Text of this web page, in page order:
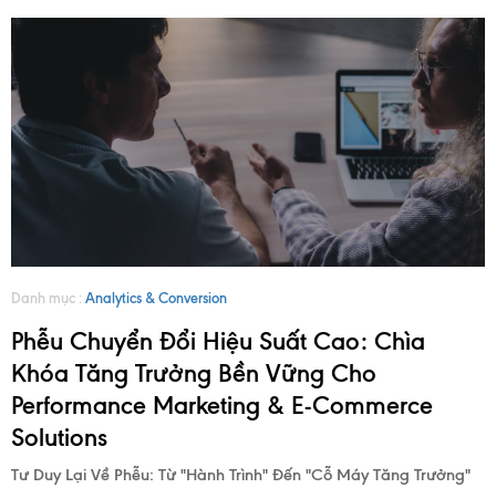
ÁN
KIẾN
THỨC
Danh mục : Analytics & Conversion
Phễu Chuyển Đổi Hiệu Suất Cao: Chìa
Khóa Tăng Trưởng Bền Vững Cho
Performance Marketing & E-Commerce
Solutions
Tư Duy Lại Về Phễu: Từ "Hành Trình" Đến "Cỗ Máy Tăng Trưởng"